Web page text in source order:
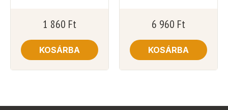
1 860 Ft
KOSÁRBA
6 960 Ft
KOSÁRBA